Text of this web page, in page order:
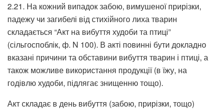
2.21. На кожний випадок забою, вимушеної прирізки,
падежу чи загибелі від стихійного лиха тварин
складається “Акт на вибуття худоби та птиці”
(сільгоспоблік, ф. N 100). В акті повинні бути докладно
вказані причини та обставини вибуття тварин і птиці, а
також можливе використання продукції (в їжу, на
годівлю худоби, підлягає знищенню тощо).
Акт складає в день вибуття (забою, прирізки, тощо)